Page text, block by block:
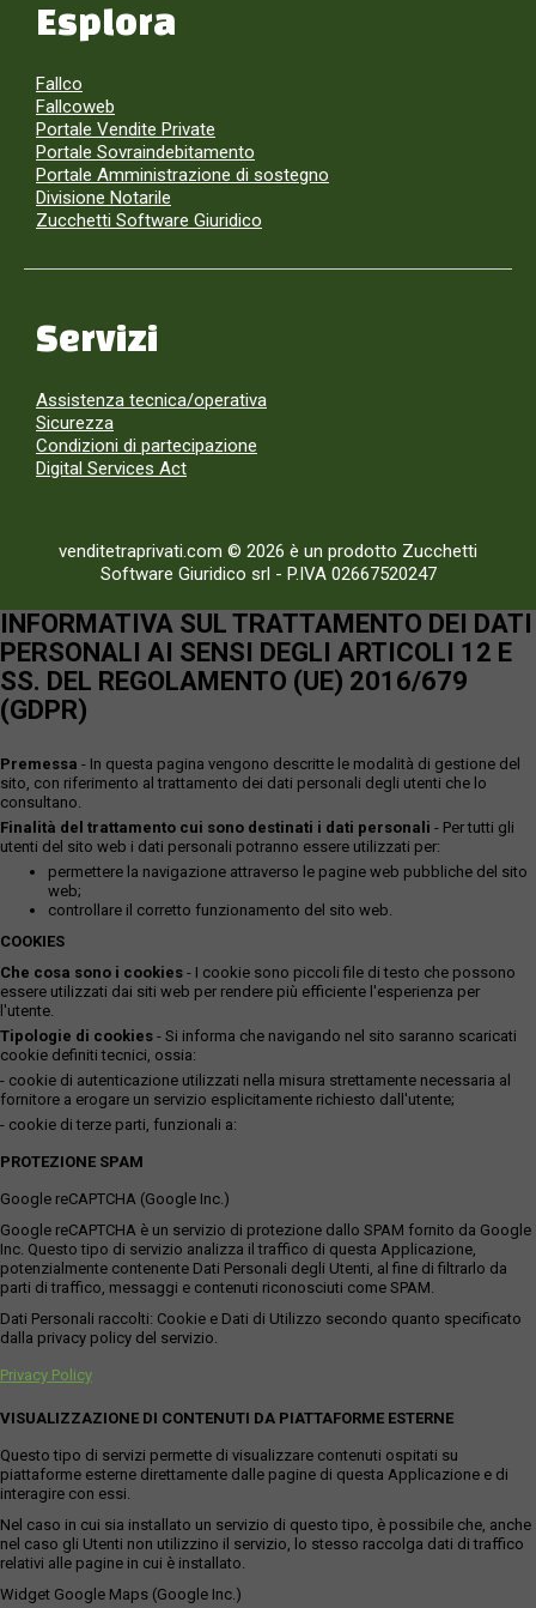
Esplora
Fallco
Fallcoweb
Portale Vendite Private
Portale Sovraindebitamento
Portale Amministrazione di sostegno
Divisione Notarile
Zucchetti Software Giuridico
Servizi
Assistenza tecnica/operativa
Sicurezza
Condizioni di partecipazione
Digital Services Act
venditetraprivati.com © 2026 è un prodotto Zucchetti
Software Giuridico srl - P.IVA 02667520247
INFORMATIVA SUL TRATTAMENTO DEI DATI
PERSONALI AI SENSI DEGLI ARTICOLI 12 E
SS. DEL REGOLAMENTO (UE) 2016/679
(GDPR)
Premessa - In questa pagina vengono descritte le modalità di gestione del
sito, con riferimento al trattamento dei dati personali degli utenti che lo
consultano.
Finalità del trattamento cui sono destinati i dati personali - Per tutti gli
utenti del sito web i dati personali potranno essere utilizzati per:
permettere la navigazione attraverso le pagine web pubbliche del sito
web;
controllare il corretto funzionamento del sito web.
COOKIES
Che cosa sono i cookies - I cookie sono piccoli file di testo che possono
essere utilizzati dai siti web per rendere più efficiente l'esperienza per
l'utente.
Tipologie di cookies - Si informa che navigando nel sito saranno scaricati
cookie definiti tecnici, ossia:
- cookie di autenticazione utilizzati nella misura strettamente necessaria al
fornitore a erogare un servizio esplicitamente richiesto dall'utente;
- cookie di terze parti, funzionali a:
PROTEZIONE SPAM
Google reCAPTCHA (Google Inc.)
Google reCAPTCHA è un servizio di protezione dallo SPAM fornito da Google
Inc. Questo tipo di servizio analizza il traffico di questa Applicazione,
potenzialmente contenente Dati Personali degli Utenti, al fine di filtrarlo da
parti di traffico, messaggi e contenuti riconosciuti come SPAM.
Dati Personali raccolti: Cookie e Dati di Utilizzo secondo quanto specificato
dalla privacy policy del servizio.
Privacy Policy
VISUALIZZAZIONE DI CONTENUTI DA PIATTAFORME ESTERNE
Questo tipo di servizi permette di visualizzare contenuti ospitati su
piattaforme esterne direttamente dalle pagine di questa Applicazione e di
interagire con essi.
Nel caso in cui sia installato un servizio di questo tipo, è possibile che, anche
nel caso gli Utenti non utilizzino il servizio, lo stesso raccolga dati di traffico
relativi alle pagine in cui è installato.
Widget Google Maps (Google Inc.)